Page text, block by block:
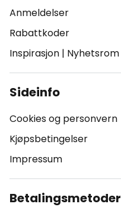
Anmeldelser
Rabattkoder
Inspirasjon | Nyhetsrom
Sideinfo
Cookies og personvern
Kjøpsbetingelser
Impressum
Betalingsmetoder